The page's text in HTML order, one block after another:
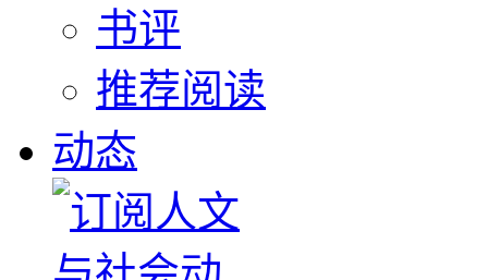
书评
推荐阅读
动态